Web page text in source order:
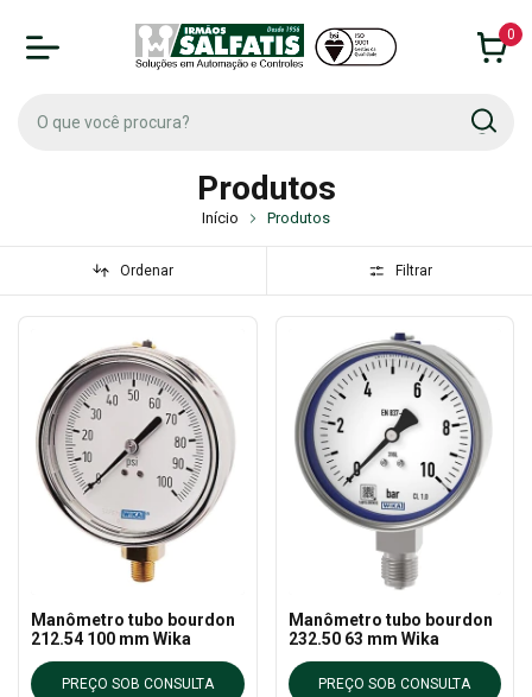
0
Produtos
Início Produtos
Ordenar Filtrar
Manômetro tubo bourdon
212.54 100 mm Wika
PREÇO SOB CONSULTA
Manômetro tubo bourdon
232.50 63 mm Wika
PREÇO SOB CONSULTA